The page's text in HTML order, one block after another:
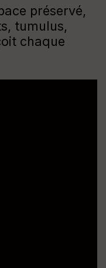
préservé,
tumulus,
chaque